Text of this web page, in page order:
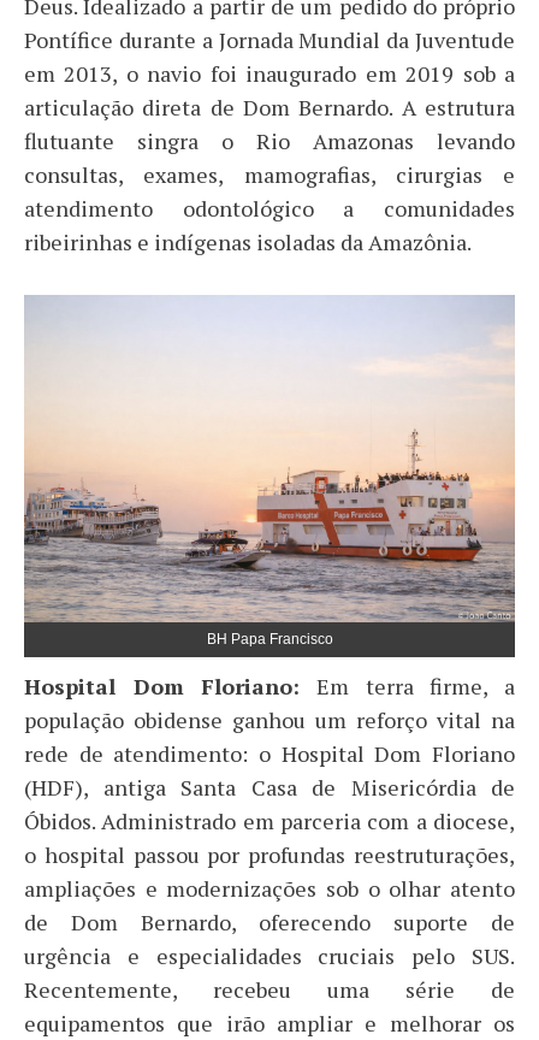
Deus. Idealizado a partir de um pedido do próprio
Pontífice durante a Jornada Mundial da Juventude
em 2013, o navio foi inaugurado em 2019 sob a
articulação direta de Dom Bernardo. A estrutura
flutuante singra o Rio Amazonas levando
consultas, exames, mamografias, cirurgias e
atendimento odontológico a comunidades
ribeirinhas e indígenas isoladas da Amazônia.
BH Papa Francisco
Hospital Dom Floriano: Em terra firme, a
população obidense ganhou um reforço vital na
rede de atendimento: o Hospital Dom Floriano
(HDF), antiga Santa Casa de Misericórdia de
Óbidos. Administrado em parceria com a diocese,
o hospital passou por profundas reestruturações,
ampliações e modernizações sob o olhar atento
de Dom Bernardo, oferecendo suporte de
urgência e especialidades cruciais pelo SUS.
Recentemente, recebeu uma série de
equipamentos que irão ampliar e melhorar os